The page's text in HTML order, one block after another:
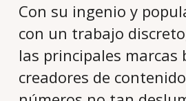
Con su ingenio y
con un trabajo
las principales marcas
creadores de